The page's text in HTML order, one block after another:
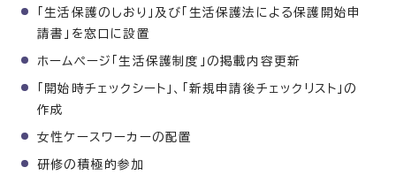
「生活保護のしおり」及び「生活保護法による保護開始申
請書」を窓口に設置
ホームページ「生活保護制度」の掲載内容更新
「開始時チェックシート」、「新規申請後チェックリスト」の
作成
女性ケースワーカーの配置
研修の積極的参加